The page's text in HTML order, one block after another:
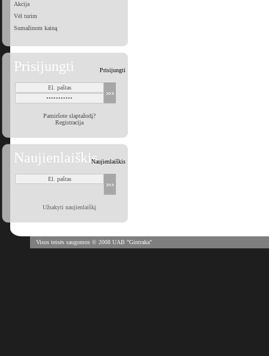
Akcija
Vėl turim
Sumažinom kainą
Prisijungti Prisijungti
Pamiršote slaptažodį?
Registracija
NaujienlaiškisNaujienlaiškis
Užsakyti naujienlaiškį
Visos teisės saugomos © 2008 UAB "Gintraka"